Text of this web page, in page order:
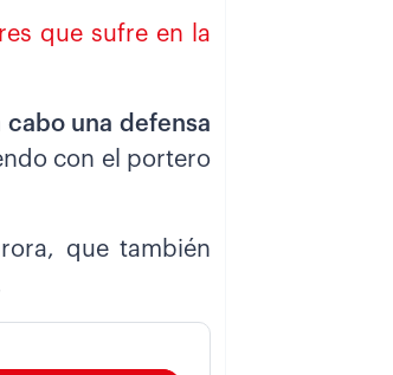
que sufre en la
cabo una defensa
con el portero
que también